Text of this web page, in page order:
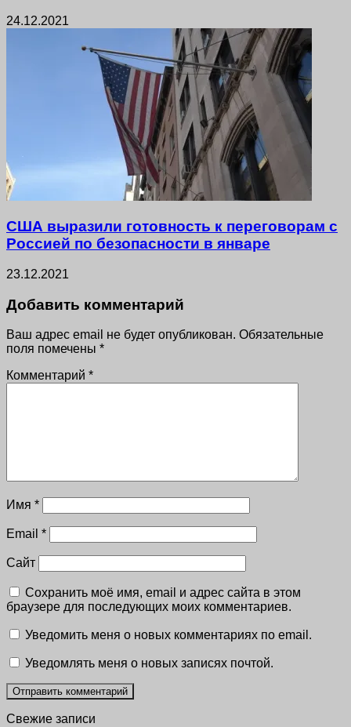
24.12.2021
США выразили готовность к переговорам с
Россией по безопасности в январе
23.12.2021
Добавить комментарий
Ваш адрес email не будет опубликован. Обязательные
поля помечены *
Комментарий *
Имя *
Email *
Сайт
Сохранить моё имя, email и адрес сайта в этом
браузере для последующих моих комментариев.
Уведомить меня о новых комментариях по email.
Уведомлять меня о новых записях почтой.
Свежие записи